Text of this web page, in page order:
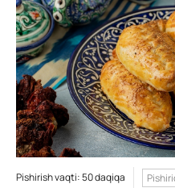
Pishirish vaqti: 50 daqiqa